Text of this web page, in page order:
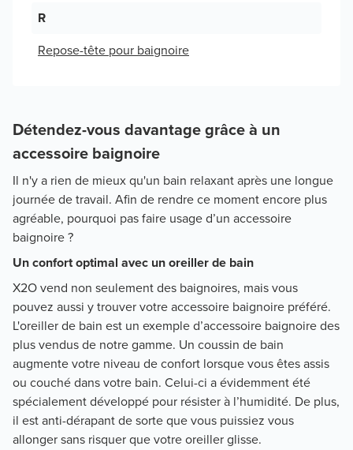
R
Repose-tête pour baignoire
Détendez-vous davantage grâce à un
accessoire baignoire
Il n'y a rien de mieux qu'un bain relaxant après une longue
journée de travail. Afin de rendre ce moment encore plus
agréable, pourquoi pas faire usage d’un accessoire
baignoire ?
Un confort optimal avec un oreiller de bain
X2O vend non seulement des baignoires, mais vous
pouvez aussi y trouver votre accessoire baignoire préféré.
L'oreiller de bain est un exemple d’accessoire baignoire des
plus vendus de notre gamme. Un coussin de bain
augmente votre niveau de confort lorsque vous êtes assis
ou couché dans votre bain. Celui-ci a évidemment été
spécialement développé pour résister à l’humidité. De plus,
il est anti-dérapant de sorte que vous puissiez vous
allonger sans risquer que votre oreiller glisse.